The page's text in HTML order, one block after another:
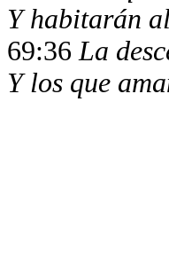
Y habitarán
69:36La
Y los que